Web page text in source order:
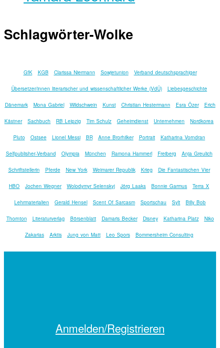
Schlagwörter-Wolke
GfK KGB Clarissa Niermann Sowjetunion Verband deutschsprachiger
Übersetzer/innen literarischer und wissenschaftlicher Werke (VdÜ) Liebesgeschichte
Dänemark Mona Gabriel Wildschwein Kunst Christian Hestermann Esra Özer Erich
Kästner Sachbuch RB Leipzig Tim Schulz Geheimdienst Unternehmen Nordkorea
Pluto Ostsee Lionel Messi BR Anne Brorhilker Portrait Katharina Vorndran
Selfpublisher-Verband Olympia München Ramona Hammerl Freiberg Anja Greulich
Schriftstellerin Pferde New York Weimarer Republik Krieg Die Fantastischen Vier
HBO Jochen Wegner Wolodymyr Selenskyj Jörg Laaks Bonnie Garmus Terra X
Lehrmaterialien Gerald Hensel Scent Of Sarcasm Sportschau Sylt Billy Bob
Thornton Literaturverlag Börsenblatt Damaris Becker Disney Katharina Platz Niko
Zakarias Arktis Jung von Matt Leo Spors Bommersheim Consulting
Anmelden/Registrieren